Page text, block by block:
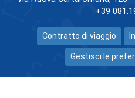
+39
Contratto di viaggio
Gestisci le